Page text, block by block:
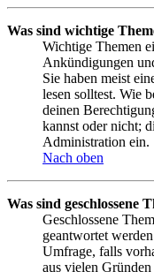
Was sind wichtige
Wichtige Themen
Ankündigungen
Sie haben meist
lesen solltest. Wie
deinen
kannst oder nicht;
Administration ein.
Nach oben
Was sind geschlossene
Geschlossene
geantwortet
Umfrage, falls
aus vielen